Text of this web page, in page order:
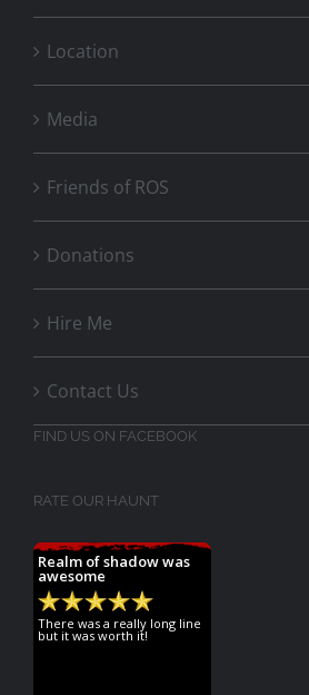
Location
Media
Friends of ROS
Donations
Hire Me
Contact Us
FIND US ON FACEBOOK
RATE OUR HAUNT